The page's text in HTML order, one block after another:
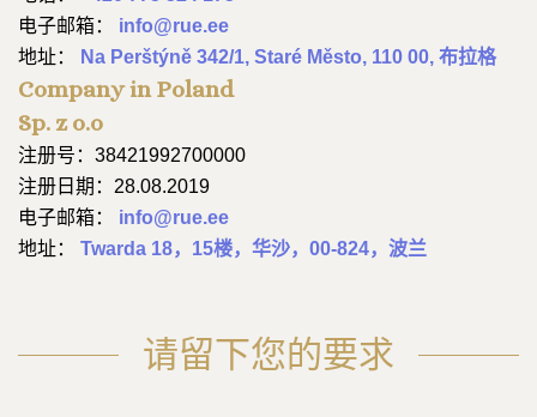
电子邮箱： info@rue.ee
地址：
Na Perštýně 342/1, Staré Město, 110 00, 布拉格
Company in Poland
Sp. z o.o
注册号：38421992700000
注册日期：28.08.2019
电子邮箱： info@rue.ee
地址： Twarda 18，15楼，华沙，00-824，波兰
请留下您的要求